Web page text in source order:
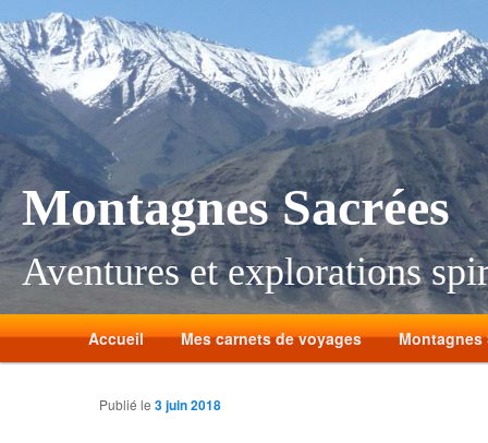
Montagnes Sacrées
Aventures et explorations
Accueil Mes carnets de voyages Montagnes
Publié le3 juin 2018